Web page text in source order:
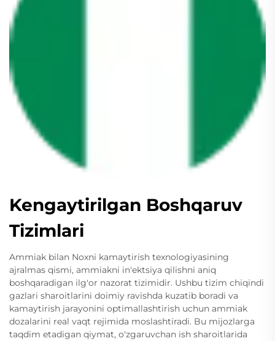
Kengaytirilgan Boshqaruv
Tizimlari
Ammiak bilan Noxni kamaytirish texnologiyasining
ajralmas qismi, ammiakni in'ektsiya qilishni aniq
boshqaradigan ilg'or nazorat tizimidir. Ushbu tizim chiqindi
gazlari sharoitlarini doimiy ravishda kuzatib boradi va
kamaytirish jarayonini optimallashtirish uchun ammiak
dozalarini real vaqt rejimida moslashtiradi. Bu mijozlarga
taqdim etadigan qiymat, o'zgaruvchan ish sharoitlarida